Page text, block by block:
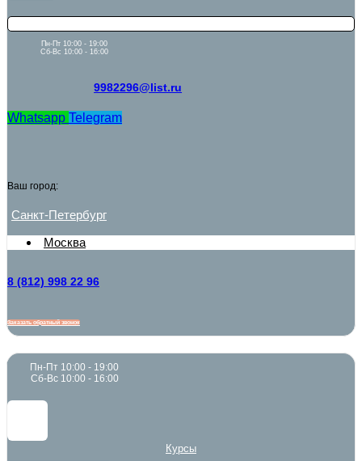
Пн-Пт 10:00 - 19:00
Сб-Вс 10:00 - 16:00
9982296@list.ru
Whatsapp Telegram
Ваш город:
Санкт-Петербург
Москва
8 (812) 998 22 96
Заказать обратный звонок
Пн-Пт 10:00 - 19:00
Сб-Вс 10:00 - 16:00
Курсы